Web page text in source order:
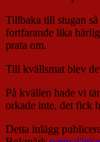
Tillbaka till stugan
fortfarande lika
prata om.
Till kvällsmat blev
På kvällen hade vi
orkade inte, det fick
Detta inlägg